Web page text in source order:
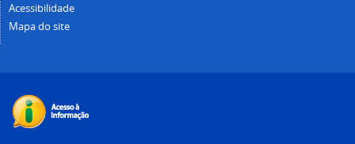
Acessibilidade
Mapa do site